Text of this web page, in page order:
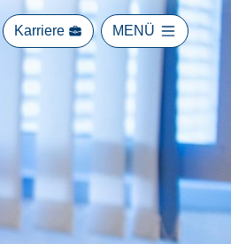
Karriere MENÜ